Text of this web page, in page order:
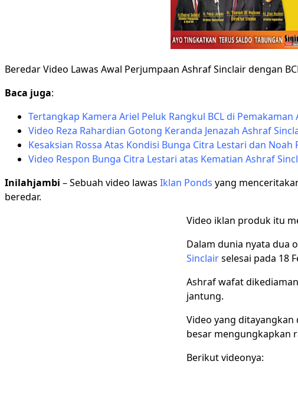
Beredar Video Lawas Awal Perjumpaan Ashraf Sinclair dengan
Baca juga:
Tertangkap Kamera Ariel Peluk Rangkul BCL di Pemakaman
Video Reza Rahardian Gotong Keranda Jenazah Ashraf
Kesaksian Rossa Atas Kondisi Bunga Citra Lestari dan
Video Respon Bunga Citra Lestari atas Kematian Ashraf
Inilahjambi – Sebuah video lawas Iklan Ponds yang
beredar.
Video iklan produk itu
Dalam dunia nyata dua
Sinclairselesai pada 18
Ashraf wafat
jantung.
Video yang
besar mengungkapkan
Berikut videonya: